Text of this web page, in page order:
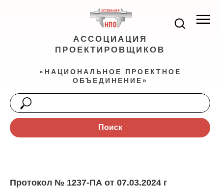
АССОЦИАЦИЯ
ПРОЕКТИРОВЩИКОВ
«НАЦИОНАЛЬНОЕ ПРОЕКТНОЕ
ОБЪЕДИНЕНИЕ»
Поиск
Протокол № 1237-ПА от 07.03.2024 г